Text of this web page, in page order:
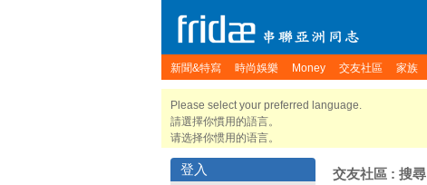
新聞&特寫 時尚娛樂 Money 交友社區 家族
Please select your preferred language.
請選擇你慣用的語言。
请选择你惯用的语言。
登入 交友社區 : 搜尋